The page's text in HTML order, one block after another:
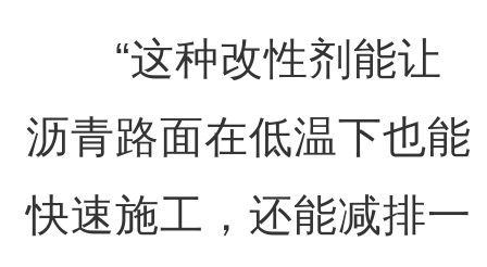
“这种改性剂能让
沥青路面在低温下也能
快速施工，还能减排一